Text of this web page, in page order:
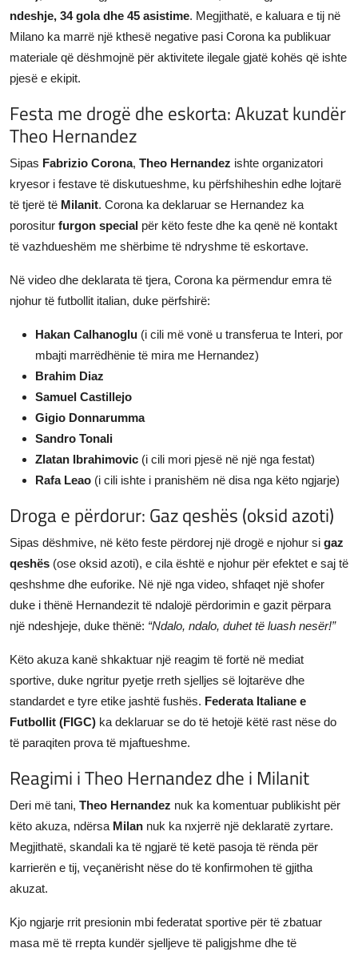
ndeshje, 34 gola dhe 45 asistime. Megjithatë, e kaluara e tij në
Milano ka marrë një kthesë negative pasi Corona ka publikuar
materiale që dëshmojnë për aktivitete ilegale gjatë kohës që ishte
pjesë e ekipit.
Festa me drogë dhe eskorta: Akuzat kundër
Theo Hernandez
Sipas Fabrizio Corona, Theo Hernandez ishte organizatori
kryesor i festave të diskutueshme, ku përfshiheshin edhe lojtarë
të tjerë të Milanit. Corona ka deklaruar se Hernandez ka
porositur furgon special për këto feste dhe ka qenë në kontakt
të vazhdueshëm me shërbime të ndryshme të eskortave.
Në video dhe deklarata të tjera, Corona ka përmendur emra të
njohur të futbollit italian, duke përfshirë:
Hakan Calhanoglu (i cili më vonë u transferua te Interi, por
mbajti marrëdhënie të mira me Hernandez)
Brahim Diaz
Samuel Castillejo
Gigio Donnarumma
Sandro Tonali
Zlatan Ibrahimovic (i cili mori pjesë në një nga festat)
Rafa Leao (i cili ishte i pranishëm në disa nga këto ngjarje)
Droga e përdorur: Gaz qeshës (oksid azoti)
Sipas dëshmive, në këto feste përdorej një drogë e njohur si gaz
qeshës (ose oksid azoti), e cila është e njohur për efektet e saj të
qeshshme dhe euforike. Në një nga video, shfaqet një shofer
duke i thënë Hernandezit të ndalojë përdorimin e gazit përpara
një ndeshjeje, duke thënë: “Ndalo, ndalo, duhet të luash nesër!”
Këto akuza kanë shkaktuar një reagim të fortë në mediat
sportive, duke ngritur pyetje rreth sjelljes së lojtarëve dhe
standardet e tyre etike jashtë fushës. Federata Italiane e
Futbollit (FIGC) ka deklaruar se do të hetojë këtë rast nëse do
të paraqiten prova të mjaftueshme.
Reagimi i Theo Hernandez dhe i Milanit
Deri më tani, Theo Hernandez nuk ka komentuar publikisht për
këto akuza, ndërsa Milan nuk ka nxjerrë një deklaratë zyrtare.
Megjithatë, skandali ka të ngjarë të ketë pasoja të rënda për
karrierën e tij, veçanërisht nëse do të konfirmohen të gjitha
akuzat.
Kjo ngjarje rrit presionin mbi federatat sportive për të zbatuar
masa më të rrepta kundër sjelljeve të paligjshme dhe të